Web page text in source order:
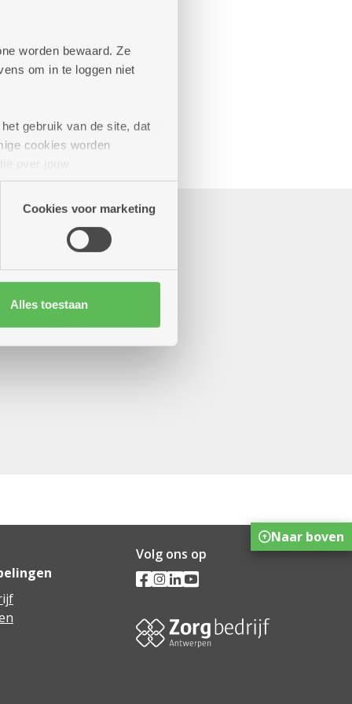
worden bewaard. Ze
om in te loggen niet
gebruik van de site, dat
cookies worden
kunnen deze gegevens
Cookies voor marketing
Alles toestaan
Volg ons op
Naar boven